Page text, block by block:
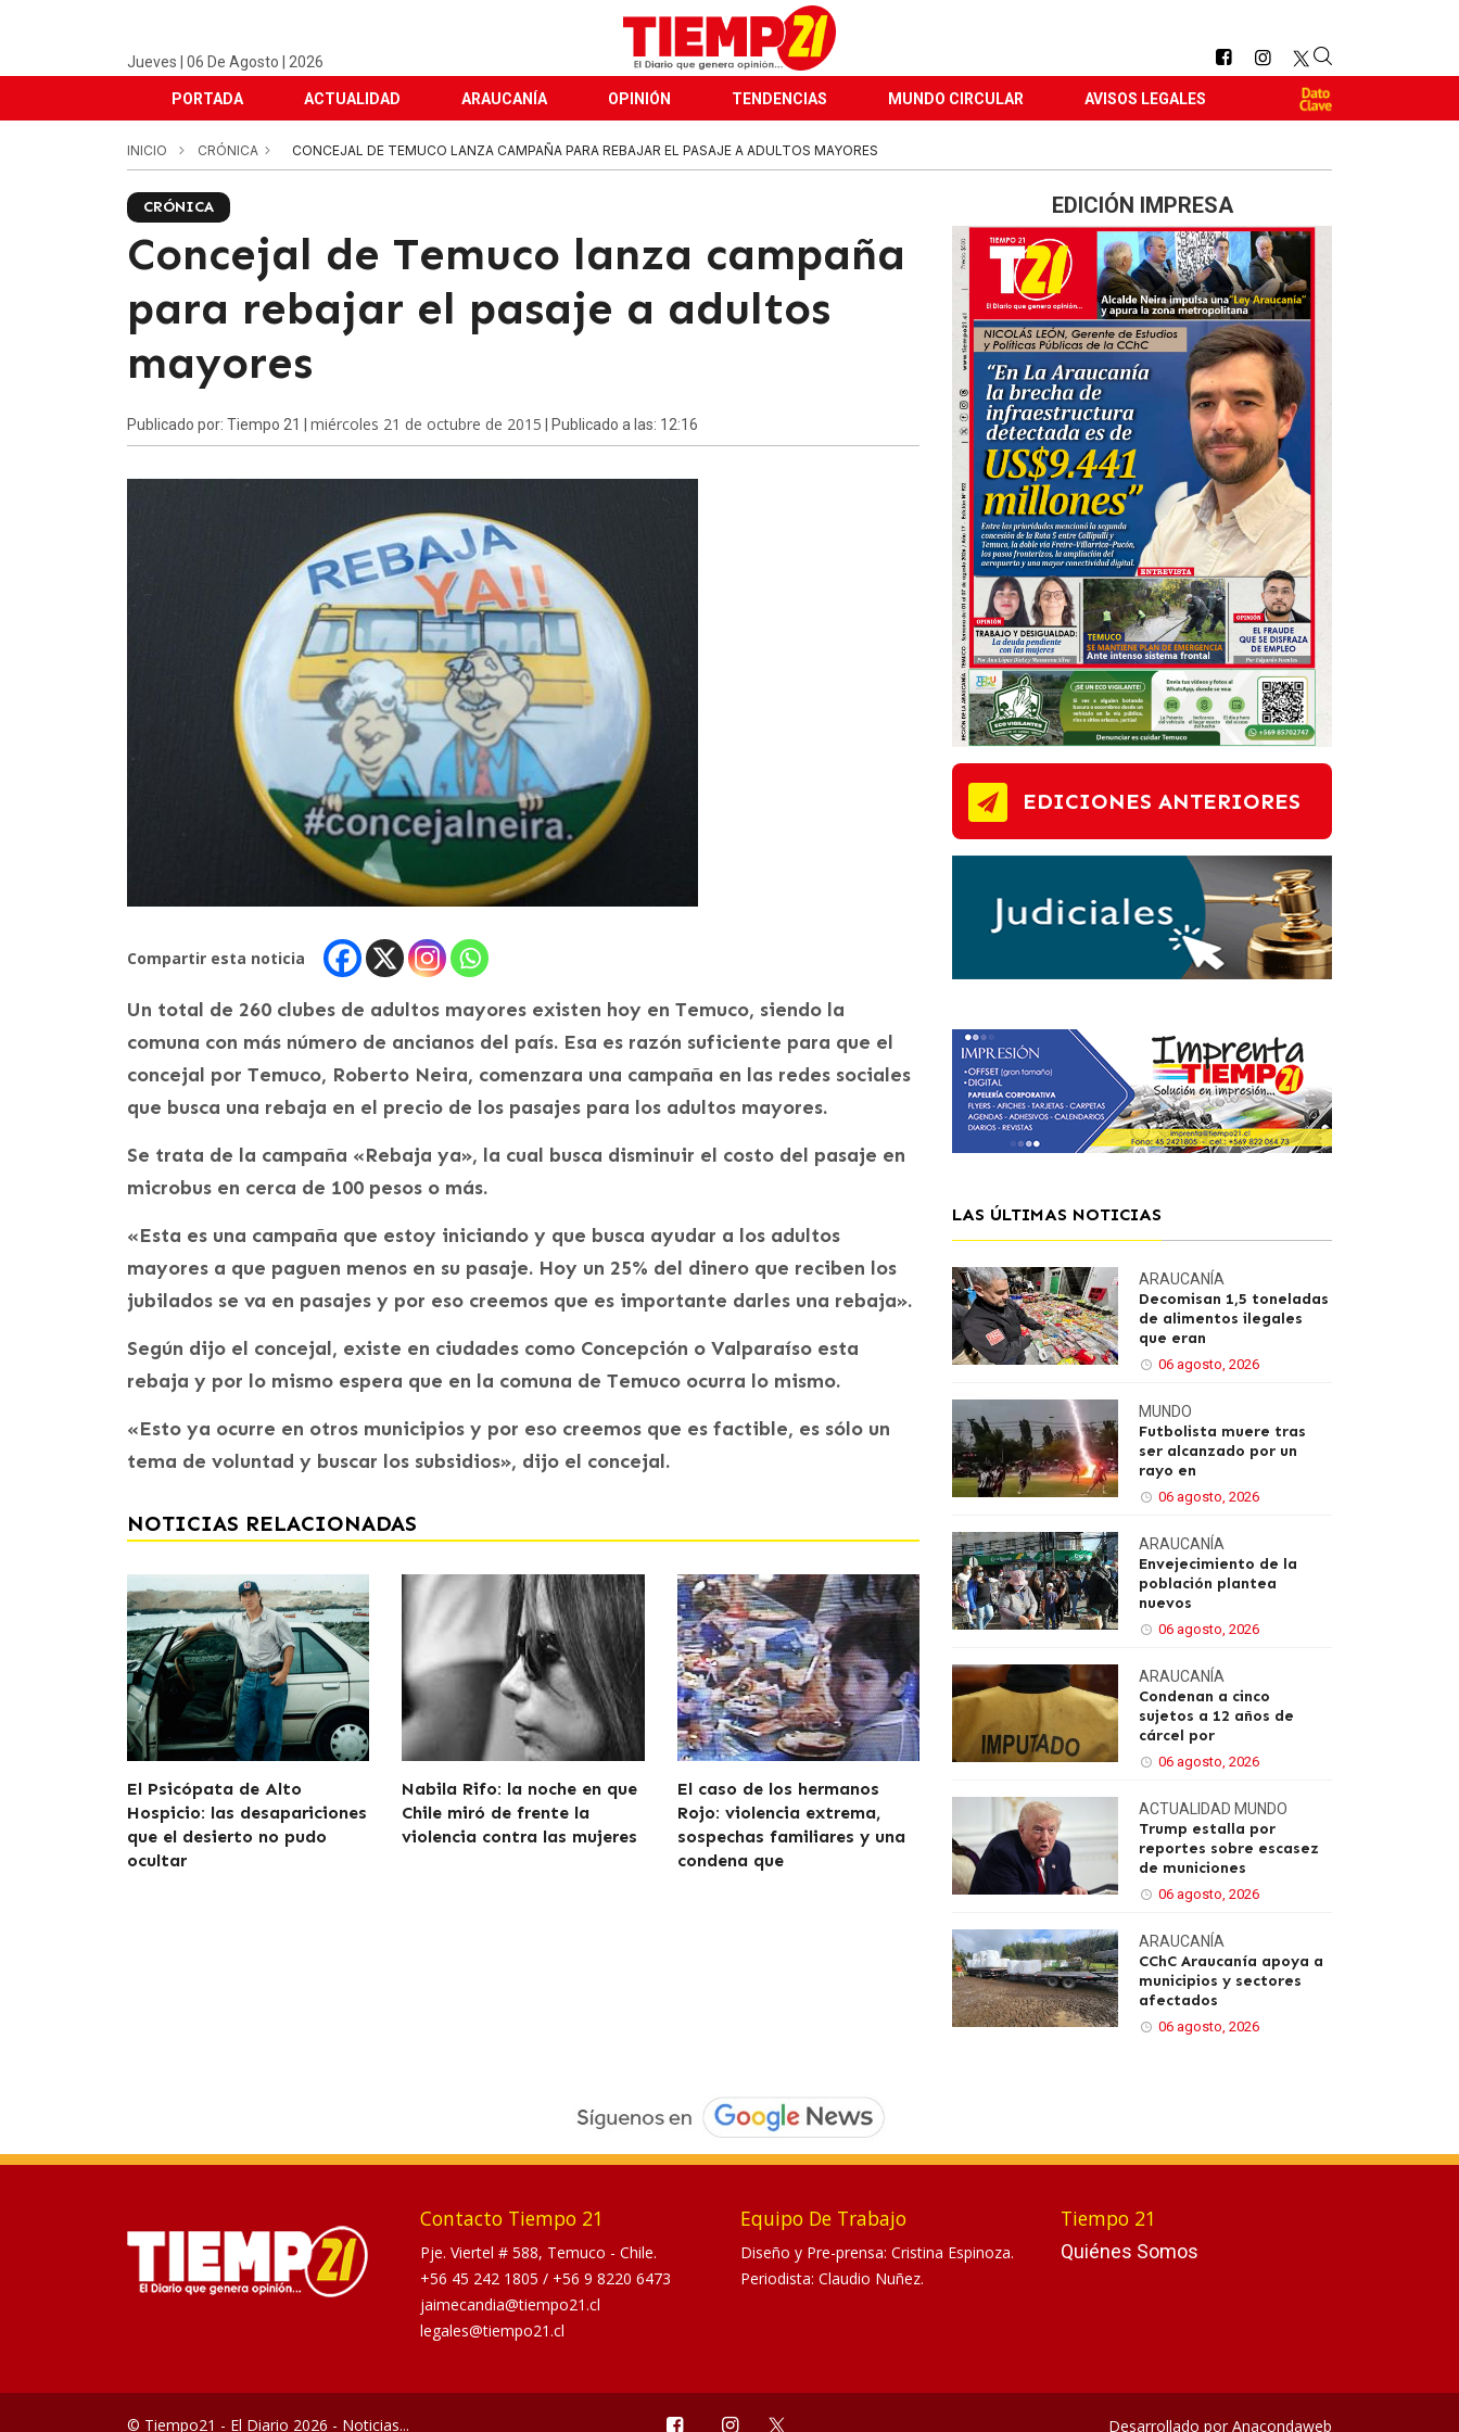
Jueves | 06 De Agosto | 2026
PORTADA ACTUALIDAD ARAUCANÍA OPINIÓN TENDENCIAS MUNDO CIRCULAR AVISOS LEGALES
INICIO CRÓNICA CONCEJAL DE TEMUCO LANZA CAMPAÑA PARA REBAJAR EL PASAJE A ADULTOS MAYORES
CRÓNICA
Concejal de Temuco lanza campaña
para rebajar el pasaje a adultos
mayores
Publicado por: Tiempo 21 | miércoles 21 de octubre de 2015 | Publicado a las: 12:16
Compartir esta noticia
Un total de 260 clubes de adultos mayores existen hoy en Temuco, siendo la
comuna con más número de ancianos del país. Esa es razón suficiente para que el
concejal por Temuco, Roberto Neira, comenzara una campaña en las redes sociales
que busca una rebaja en el precio de los pasajes para los adultos mayores.
Se trata de la campaña «Rebaja ya», la cual busca disminuir el costo del pasaje en
microbus en cerca de 100 pesos o más.
«Esta es una campaña que estoy iniciando y que busca ayudar a los adultos
mayores a que paguen menos en su pasaje. Hoy un 25% del dinero que reciben los
jubilados se va en pasajes y por eso creemos que es importante darles una rebaja».
Según dijo el concejal, existe en ciudades como Concepción o Valparaíso esta
rebaja y por lo mismo espera que en la comuna de Temuco ocurra lo mismo.
«Esto ya ocurre en otros municipios y por eso creemos que es factible, es sólo un
tema de voluntad y buscar los subsidios», dijo el concejal.
NOTICIAS RELACIONADAS
El Psicópata de Alto
Hospicio: las desapariciones
que el desierto no pudo
ocultar
Nabila Rifo: la noche en que
Chile miró de frente la
violencia contra las mujeres
El caso de los hermanos
Rojo: violencia extrema,
sospechas familiares y una
condena que
EDICIÓN IMPRESA
EDICIONES ANTERIORES
LAS ÚLTIMAS NOTICIAS
ARAUCANÍA
Decomisan 1,5 toneladas
de alimentos ilegales
que eran
06 agosto, 2026
MUNDO
Futbolista muere tras
ser alcanzado por un
rayo en
06 agosto, 2026
ARAUCANÍA
Envejecimiento de la
población plantea
nuevos
06 agosto, 2026
ARAUCANÍA
Condenan a cinco
sujetos a 12 años de
cárcel por
06 agosto, 2026
ACTUALIDAD MUNDO
Trump estalla por
reportes sobre escasez
de municiones
06 agosto, 2026
ARAUCANÍA
CChC Araucanía apoya a
municipios y sectores
afectados
06 agosto, 2026
Contacto Tiempo 21
Pje. Viertel # 588, Temuco - Chile.
+56 45 242 1805 / +56 9 8220 6473
jaimecandia@tiempo21.cl
legales@tiempo21.cl
Equipo De Trabajo
Diseño y Pre-prensa: Cristina Espinoza.
Periodista: Claudio Nuñez.
Tiempo 21
Quiénes Somos
© Tiempo21 - El Diario 2026 - Noticias... Desarrollado por Anacondaweb